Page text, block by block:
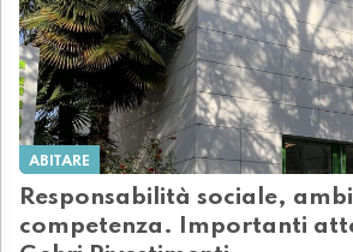
ABITARE
Responsabilità sociale,
competenza. Importanti